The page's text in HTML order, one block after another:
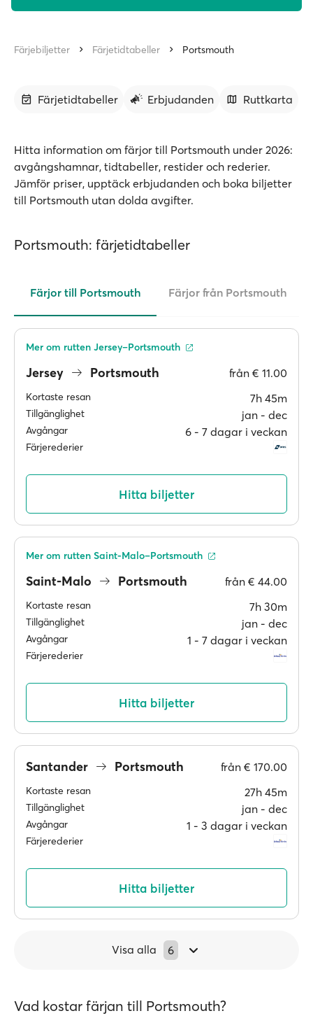
Färjebiljetter Färjetidtabeller Portsmouth
Färjetidtabeller Erbjudanden Ruttkarta
Hitta information om färjor till Portsmouth under 2026:
avgångshamnar, tidtabeller, restider och rederier.
Jämför priser, upptäck erbjudanden och boka biljetter
till Portsmouth utan dolda avgifter.
Portsmouth: färjetidtabeller
Färjor till Portsmouth Färjor från Portsmouth
Jersey Portsmouth från € 11.00
Kortaste resan 7h 45m
Tillgänglighet jan ‐ dec
Avgångar 6 ‐ 7 dagar i veckan
Färjerederier
Mer om rutten Jersey–Portsmouth
Hitta biljetter
Saint-Malo Portsmouth från € 44.00
Kortaste resan 7h 30m
Tillgänglighet jan ‐ dec
Avgångar 1 ‐ 7 dagar i veckan
Färjerederier
Mer om rutten Saint-Malo–Portsmouth
Hitta biljetter
Santander Portsmouth från € 170.00
Kortaste resan 27h 45m
Tillgänglighet jan ‐ dec
Avgångar 1 ‐ 3 dagar i veckan
Färjerederier
Hitta biljetter
Visa alla 6
Vad kostar färjan till Portsmouth?